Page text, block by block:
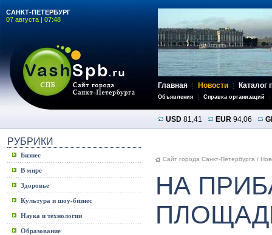
САНКТ-ПЕТЕРБУРГ
07 августа | 07:48
Главная Новости Каталог
Объявления Справка организаций
USD 81,41 EUR 94,06
РУБРИКИ
Бизнес
В мире
Здоровье
Культура и шоу-бизнес
Наука и технологии
Образование
Сайт города Санкт-Петербурга /
НА